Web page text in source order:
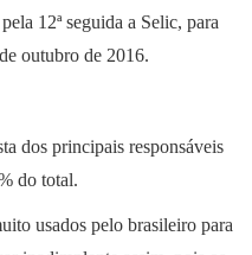
12ª seguida a Selic, para
outubro de 2016.
dos principais responsáveis
do total.
usados pelo brasileiro para